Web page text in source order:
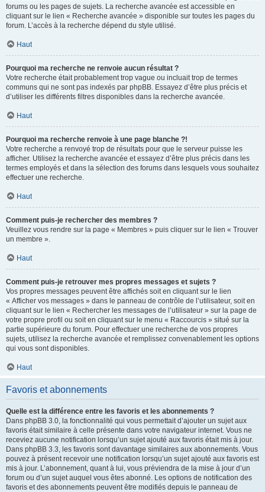
forums ou les pages de sujets. La recherche avancée est accessible en
cliquant sur le lien « Recherche avancée » disponible sur toutes les pages du
forum. L’accès à la recherche dépend du style utilisé.
Haut
Pourquoi ma recherche ne renvoie aucun résultat ?
Votre recherche était probablement trop vague ou incluait trop de termes
communs qui ne sont pas indexés par phpBB. Essayez d’être plus précis et
d’utiliser les différents filtres disponibles dans la recherche avancée.
Haut
Pourquoi ma recherche renvoie à une page blanche ?!
Votre recherche a renvoyé trop de résultats pour que le serveur puisse les
afficher. Utilisez la recherche avancée et essayez d’être plus précis dans les
termes employés et dans la sélection des forums dans lesquels vous souhaitez
effectuer une recherche.
Haut
Comment puis-je rechercher des membres ?
Veuillez vous rendre sur la page « Membres » puis cliquer sur le lien « Trouver
un membre ».
Haut
Comment puis-je retrouver mes propres messages et sujets ?
Vos propres messages peuvent être affichés soit en cliquant sur le lien
« Afficher vos messages » dans le panneau de contrôle de l’utilisateur, soit en
cliquant sur le lien « Rechercher les messages de l’utilisateur » sur la page de
votre propre profil ou soit en cliquant sur le menu « Raccourcis » situé sur la
partie supérieure du forum. Pour effectuer une recherche de vos propres
sujets, utilisez la recherche avancée et remplissez convenablement les options
qui vous sont disponibles.
Haut
Favoris et abonnements
Quelle est la différence entre les favoris et les abonnements ?
Dans phpBB 3.0, la fonctionnalité qui vous permettait d’ajouter un sujet aux
favoris était similaire à celle présente dans votre navigateur internet. Vous ne
receviez aucune notification lorsqu’un sujet ajouté aux favoris était mis à jour.
Dans phpBB 3.3, les favoris sont davantage similaires aux abonnements. Vous
pouvez à présent recevoir une notification lorsqu’un sujet ajouté aux favoris est
mis à jour. L’abonnement, quant à lui, vous préviendra de la mise à jour d’un
forum ou d’un sujet auquel vous êtes abonné. Les options de notification des
favoris et des abonnements peuvent être modifiés depuis le panneau de